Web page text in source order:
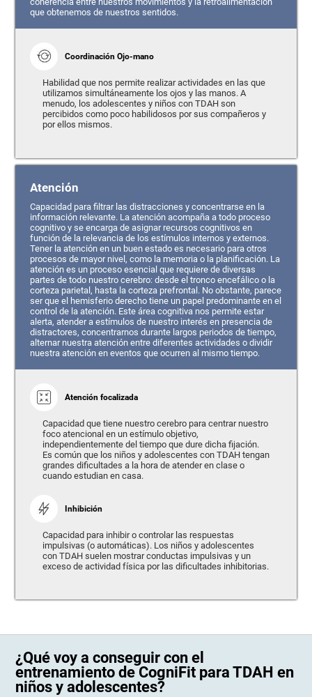
que obtenemos de nuestros sentidos.
Coordinación Ojo-mano
Habilidad que nos permite realizar actividades en las que
utilizamos simultáneamente los ojos y las manos. A
menudo, los adolescentes y niños con TDAH son
percibidos como poco habilidosos por sus compañeros y
por ellos mismos.
Atención
Capacidad para filtrar las distracciones y concentrarse en la
información relevante. La atención acompaña a todo proceso
cognitivo y se encarga de asignar recursos cognitivos en
función de la relevancia de los estímulos internos y externos.
Tener la atención en un buen estado es necesario para otros
procesos de mayor nivel, como la memoria o la planificación. La
atención es un proceso esencial que requiere de diversas
partes de todo nuestro cerebro: desde el tronco encefálico o la
corteza parietal, hasta la corteza prefrontal. No obstante, parece
ser que el hemisferio derecho tiene un papel predominante en el
control de la atención. Este área cognitiva nos permite estar
alerta, atender a estímulos de nuestro interés en presencia de
distractores, concentrarnos durante largos periodos de tiempo,
alternar nuestra atención entre diferentes actividades o dividir
nuestra atención en eventos que ocurren al mismo tiempo.
Atención focalizada
Capacidad que tiene nuestro cerebro para centrar nuestro
foco atencional en un estímulo objetivo,
independientemente del tiempo que dure dicha fijación.
Es común que los niños y adolescentes con TDAH tengan
grandes dificultades a la hora de atender en clase o
cuando estudian en casa.
Inhibición
Capacidad para inhibir o controlar las respuestas
impulsivas (o automáticas). Los niños y adolescentes
con TDAH suelen mostrar conductas impulsivas y un
exceso de actividad física por las dificultades inhibitorias.
¿Qué voy a conseguir con el
entrenamiento de CogniFit para TDAH en
niños y adolescentes?